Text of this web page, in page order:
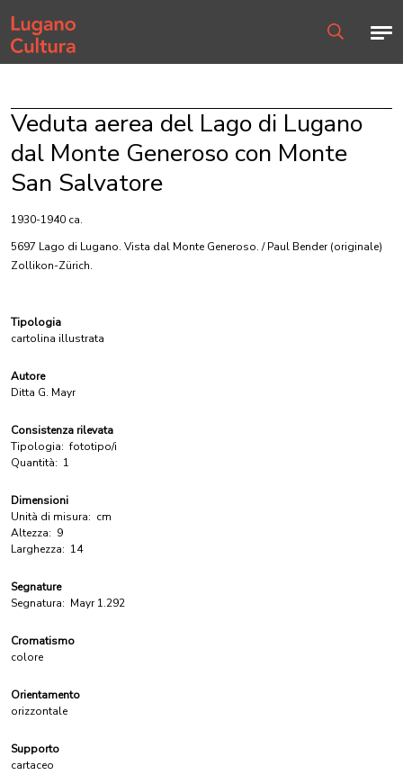
Home page
Veduta aerea del Lago di Lugano
dal Monte Generoso con Monte
San Salvatore
1930-1940 ca.
5697 Lago di Lugano. Vista dal Monte Generoso. / Paul Bender (originale)
Zollikon-Zürich.
Tipologia
cartolina illustrata
Autore
Ditta G. Mayr
Consistenza rilevata
Tipologia: fototipo/i
Quantità: 1
Dimensioni
Unità di misura: cm
Altezza: 9
Larghezza: 14
Segnature
Segnatura: Mayr 1.292
Cromatismo
colore
Orientamento
orizzontale
Supporto
cartaceo